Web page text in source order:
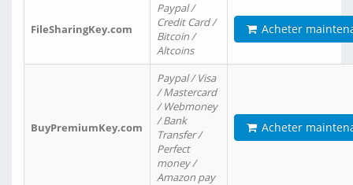
FileSharingKey.com
Paypal /
Credit Card /
Bitcoin /
Altcoins
Acheter
BuyPremiumKey.com
Paypal / Visa
/ Mastercard
/ Webmoney
/ Bank
Transfer /
Perfect
money /
Amazon pay
Acheter